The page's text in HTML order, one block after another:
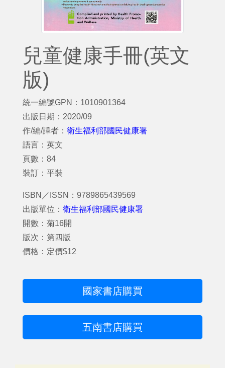
兒童健康手冊(英文
版)
統一編號GPN：1010901364
出版日期：2020/09
作/編/譯者： 衛生福利部國民健康署
語言：英文
頁數：84
裝訂：平裝
ISBN／ISSN：9789865439569
出版單位： 衛生福利部國民健康署
開數：菊16開
版次：第四版
價格：定價$12
國家書店購買
五南書店購買